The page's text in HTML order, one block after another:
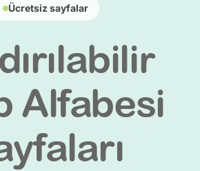
Ücretsiz sayfalar
Alfabesi